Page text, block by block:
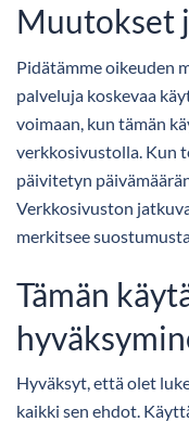
Muutokset
Pidätämme oikeuden
palveluja koskevaa
voimaan, kun tämän
verkkosivustolla. Kun
päivitetyn
Verkkosivuston
merkitsee
Tämän
Hyväksyt, että olet
kaikki sen ehdot.